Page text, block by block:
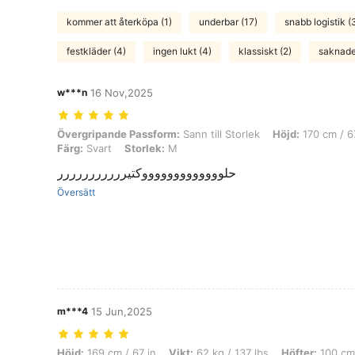
kommer att återköpa (1) underbar (17) snabb logistik
festkläder (4) ingen lukt (4) klassiskt (2)
w***n 16 Nov,2025
Övergripande Passform: Sann till Storlek, Höjd: 170 cm / 67 in,
Övergripande Passform: Sann till Storlek Höjd: 170 cm /
Färg: Svart Storlek: M
حلوووووووووووووكتيررررررررررر
Översätt
m***4 15 Jun,2025
Höjd: 169 cm / 67 in, Vikt: 62 kg / 137 lbs, Höfter: 100 cm / 39 in,
Höjd: 169 cm / 67 in Vikt: 62 kg / 137 lbs Höfter: 100